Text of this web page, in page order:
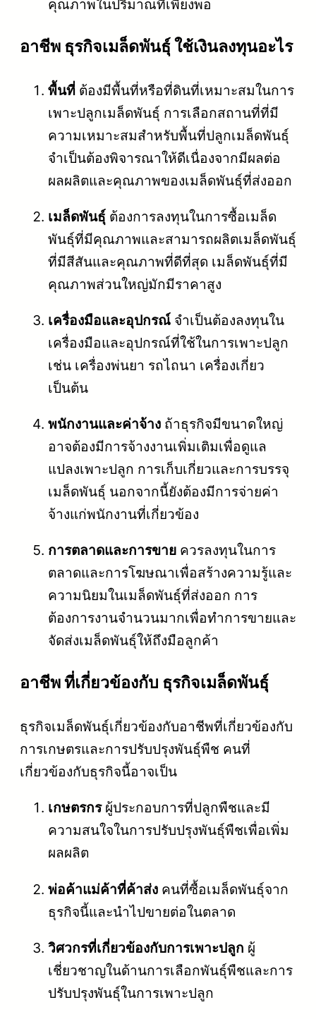
คุณภาพในปริมาณที่เพียงพอ
อาชีพ ธุรกิจเมล็ดพันธุ์ ใช้เงินลงทุนอะไร
พื้นที่ ต้องมีพื้นที่หรือที่ดินที่เหมาะสมในการ
เพาะปลูกเมล็ดพันธุ์ การเลือกสถานที่ที่มี
ความเหมาะสมสำหรับพื้นที่ปลูกเมล็ดพันธุ์
จำเป็นต้องพิจารณาให้ดีเนื่องจากมีผลต่อ
ผลผลิตและคุณภาพของเมล็ดพันธุ์ที่ส่งออก
เมล็ดพันธุ์ ต้องการลงทุนในการซื้อเมล็ด
พันธุ์ที่มีคุณภาพและสามารถผลิตเมล็ดพันธุ์
ที่มีสีสันและคุณภาพที่ดีที่สุด เมล็ดพันธุ์ที่มี
คุณภาพส่วนใหญ่มักมีราคาสูง
เครื่องมือและอุปกรณ์ จำเป็นต้องลงทุนใน
เครื่องมือและอุปกรณ์ที่ใช้ในการเพาะปลูก
เช่น เครื่องพ่นยา รถไถนา เครื่องเกี่ยว
เป็นต้น
พนักงานและค่าจ้าง ถ้าธุรกิจมีขนาดใหญ่
อาจต้องมีการจ้างงานเพิ่มเติมเพื่อดูแล
แปลงเพาะปลูก การเก็บเกี่ยวและการบรรจุ
เมล็ดพันธุ์ นอกจากนี้ยังต้องมีการจ่ายค่า
จ้างแก่พนักงานที่เกี่ยวข้อง
การตลาดและการขาย ควรลงทุนในการ
ตลาดและการโฆษณาเพื่อสร้างความรู้และ
ความนิยมในเมล็ดพันธุ์ที่ส่งออก การ
ต้องการงานจำนวนมากเพื่อทำการขายและ
จัดส่งเมล็ดพันธุ์ให้ถึงมือลูกค้า
อาชีพ ที่เกี่ยวข้องกับ ธุรกิจเมล็ดพันธุ์
ธุรกิจเมล็ดพันธุ์เกี่ยวข้องกับอาชีพที่เกี่ยวข้องกับ
การเกษตรและการปรับปรุงพันธุ์พืช คนที่
เกี่ยวข้องกับธุรกิจนี้อาจเป็น
เกษตรกรผู้ประกอบการที่ปลูกพืชและมี
ความสนใจในการปรับปรุงพันธุ์พืชเพื่อเพิ่ม
ผลผลิต
พ่อค้าแม่ค้าที่ค้าส่ง คนที่ซื้อเมล็ดพันธุ์จาก
ธุรกิจนี้และนำไปขายต่อในตลาด
วิศวกรที่เกี่ยวข้องกับการเพาะปลูก ผู้
เชี่ยวชาญในด้านการเลือกพันธุ์พืชและการ
ปรับปรุงพันธุ์ในการเพาะปลูก